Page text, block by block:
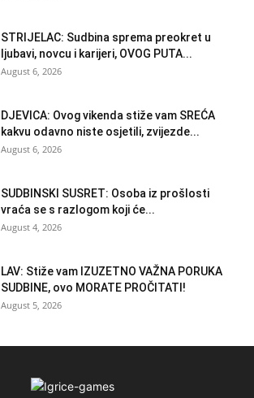
STRIJELAC: Sudbina sprema preokret u
ljubavi, novcu i karijeri, OVOG PUTA...
August 6, 2026
DJEVICA: Ovog vikenda stiže vam SREĆA
kakvu odavno niste osjetili, zvijezde...
August 6, 2026
SUDBINSKI SUSRET: Osoba iz prošlosti
vraća se s razlogom koji će...
August 4, 2026
LAV: Stiže vam IZUZETNO VAŽNA PORUKA
SUDBINE, ovo MORATE PROČITATI!
August 5, 2026